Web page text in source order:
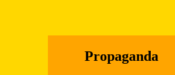
Propaganda